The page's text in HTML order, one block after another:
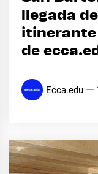
llegada
itinerante
de
Ecca.edu